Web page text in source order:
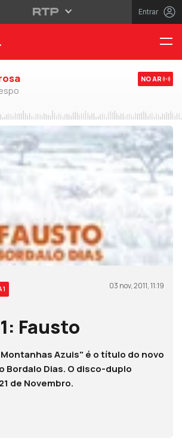
Entrar
NO AR
1 03 nov, 2011, 11:19
Fausto
Montanhas Azuis" é o título do novo
Bordalo Dias. O disco-duplo
de Novembro.